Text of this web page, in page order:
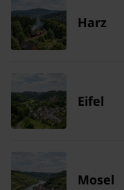
Harz
Eifel
Mosel